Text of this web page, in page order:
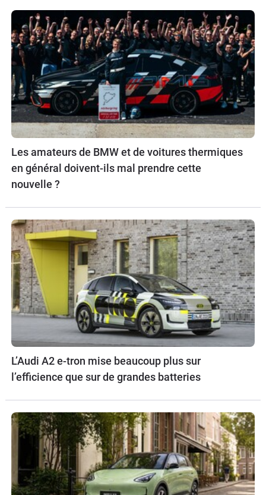
Les amateurs de BMW et de voitures thermiques
en général doivent-ils mal prendre cette
nouvelle ?
L’Audi A2 e-tron mise beaucoup plus sur
l’efficience que sur de grandes batteries